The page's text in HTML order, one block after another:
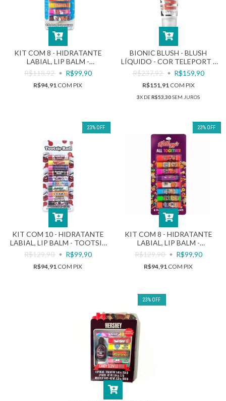
KIT COM 8 - HIDRATANTE
LABIAL, LIP BALM -
BREAKFAST PACK - 27,2G |
TASTE BEAUTY
R$118,92 R$99,90
R$94,91 COM PIX
BIONIC BLUSH - BLUSH
LÍQUIDO - COR TELEPORT -
8ML | MILK MAKEUP
R$237,92 R$159,90
R$151,91 COM PIX
3X DER$53,30SEM JUROS
23% OFF
KIT COM 10 - HIDRATANTE
LABIAL, LIP BALM - TOOTSIE
ROLL -34G | TASTE BEAUTY
R$129,90 R$99,90
R$94,91 COM PIX
23% OFF
KIT COM 8 - HIDRATANTE
LABIAL, LIP BALM -
KELLOGG'S - 27,2G | TASTE
BEAUTY
R$129,90 R$99,90
R$94,91 COM PIX
23% OFF